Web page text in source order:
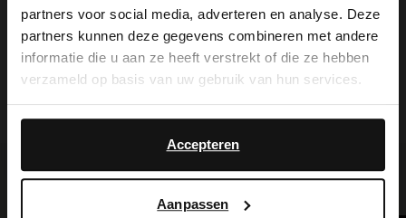
partners voor social media, adverteren en analyse. Deze
partners kunnen deze gegevens combineren met andere
informatie die u aan ze heeft verstrekt of die ze hebben
verzameld op basis van uw gebruik van hun services.
Accepteren
Aanpassen
Voor jou erbij gezocht
Maattabel
Bezorgen & retour
It looks like your language isn't Dutch. Would
you like to switch to English?
English